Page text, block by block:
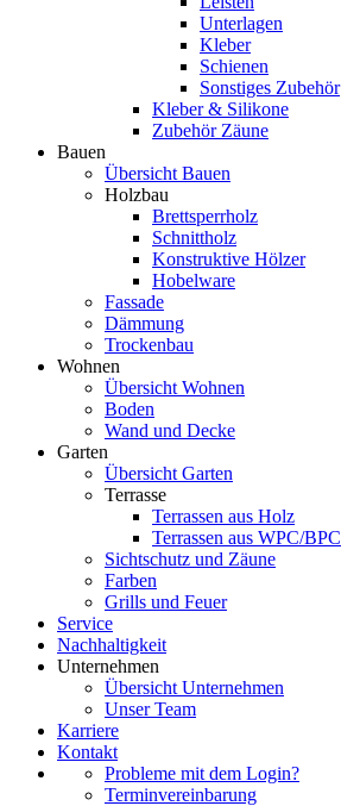
Unterlagen
Kleber
Schienen
Sonstiges Zubehör
Kleber & Silikone
Zubehör Zäune
Bauen
Übersicht Bauen
Holzbau
Brettsperrholz
Schnittholz
Konstruktive Hölzer
Hobelware
Fassade
Dämmung
Trockenbau
Wohnen
Übersicht Wohnen
Boden
Wand und Decke
Garten
Übersicht Garten
Terrasse
Terrassen aus Holz
Terrassen aus WPC/BPC
Sichtschutz und Zäune
Farben
Grills und Feuer
Service
Nachhaltigkeit
Unternehmen
Übersicht Unternehmen
Unser Team
Karriere
Kontakt
Probleme mit dem Login?
Terminvereinbarung